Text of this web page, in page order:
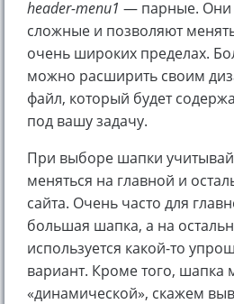
header-menu1 — парные. Они
сложные и позволяют
очень широких пределах.
можно расширить своим
файл, который будет
под вашу задачу.
При выборе шапки
меняться на главной и
сайта. Очень часто для
большая шапка, а на
используется какой-то
вариант. Кроме того, шапка
«динамической», скажем